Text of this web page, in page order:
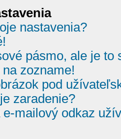
nastavenia?
pásmo, ale je to
zozname!
pod
zaradenie?
mailový odkaz